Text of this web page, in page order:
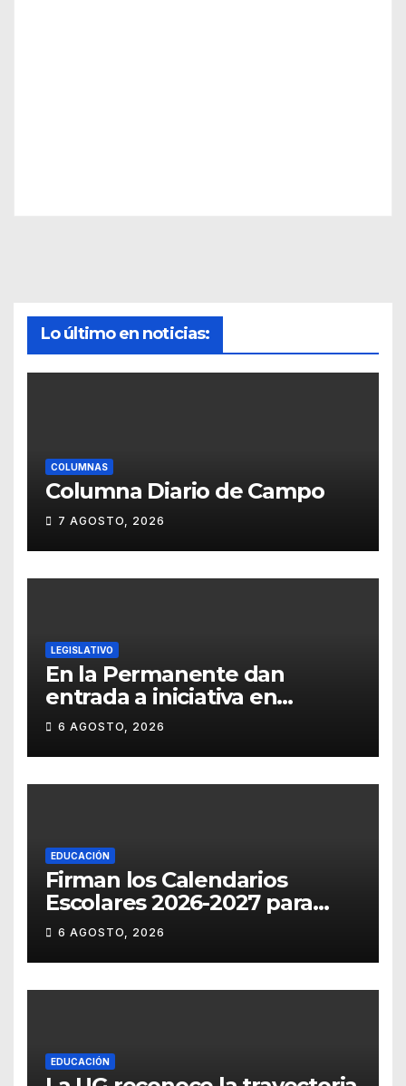
Lo último en noticias:
COLUMNAS
Columna Diario de Campo
7 AGOSTO, 2026
LEGISLATIVO
En la Permanente dan
entrada a iniciativa en
materia notarial
6 AGOSTO, 2026
EDUCACIÓN
Firman los Calendarios
Escolares 2026-2027 para
Guanajuato
6 AGOSTO, 2026
EDUCACIÓN